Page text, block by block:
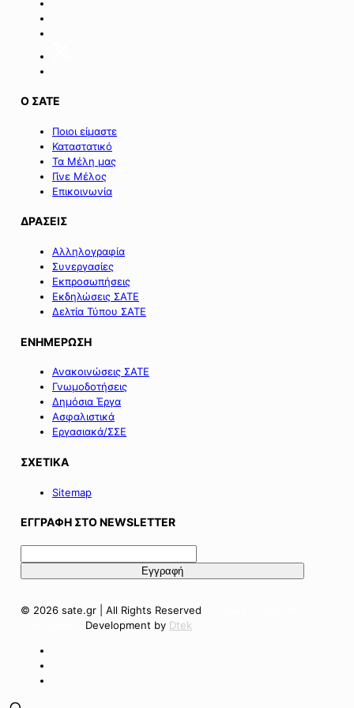
Ο ΣΑΤΕ
Ποιοι είμαστε
Καταστατικό
Τα Μέλη μας
Γίνε Μέλος
Επικοινωνία
ΔΡΑΣΕΙΣ
Αλληλογραφία
Συνεργασίες
Εκπροσωπήσεις
Εκδηλώσεις ΣΑΤΕ
Δελτία Τύπου ΣΑΤΕ
ΕΝΗΜΕΡΩΣΗ
Ανακοινώσεις ΣΑΤΕ
Γνωμοδοτήσεις
Δημόσια Έργα
Ασφαλιστικά
Εργασιακά/ΣΣΕ
ΣΧΕΤΙΚΑ
Sitemap
ΕΓΓΡΑΦΗ ΣΤΟ NEWSLETTER
© 2026 sate.gr | All Rights Reserved
Development by Dtek